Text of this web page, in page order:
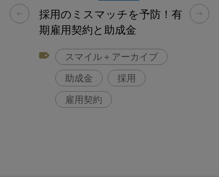
採用のミスマッチを予防！有
期雇用契約と助成金
スマイル＋アーカイブ
助成金 採用
雇用契約